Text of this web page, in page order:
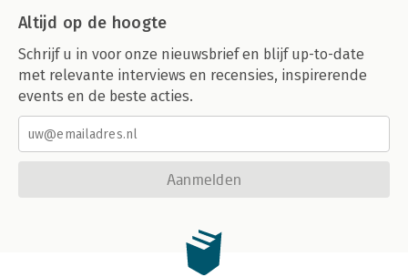
Altijd op de hoogte
Schrijf u in voor onze nieuwsbrief en blijf up-to-date
met relevante interviews en recensies, inspirerende
events en de beste acties.
Aanmelden